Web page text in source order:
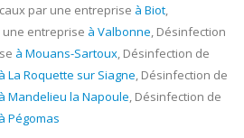
par une entreprise à Biot,
entreprise à Valbonne, Désinfection
à Mouans-Sartoux, Désinfection de
à La Roquette sur Siagne, Désinfection de
à Mandelieu la Napoule, Désinfection de
à Pégomas